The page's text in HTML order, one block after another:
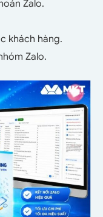
Zalo.
khách hàng.
Zalo.